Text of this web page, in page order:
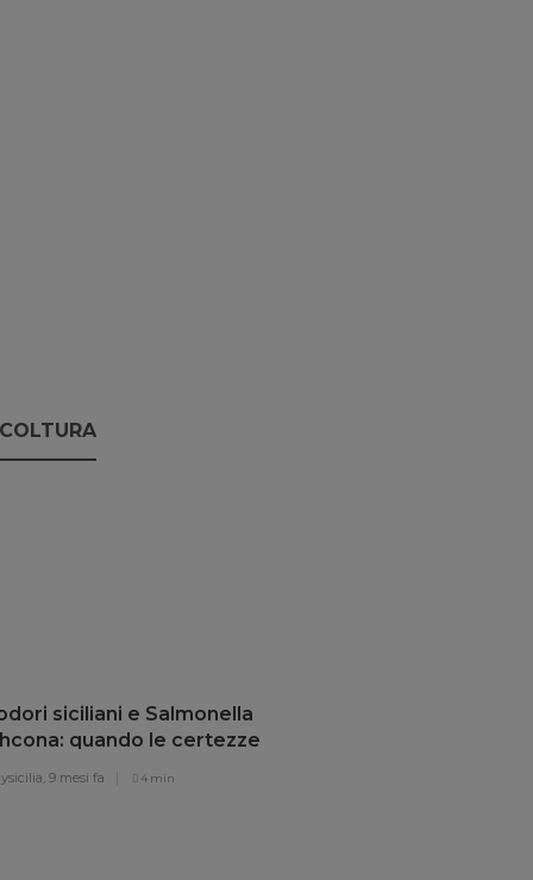
siciliani e Salmonella
quando le certezze
9 mesi fa 4 min